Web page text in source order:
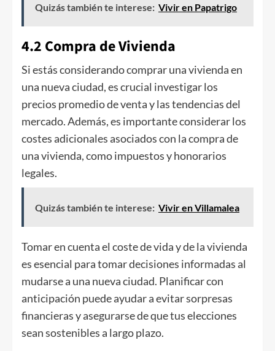
Quizás también te interese: Vivir en Papatrigo
4.2 Compra de Vivienda
Si estás considerando comprar una vivienda en
una nueva ciudad, es crucial investigar los
precios promedio de venta y las tendencias del
mercado. Además, es importante considerar los
costes adicionales asociados con la compra de
una vivienda, como impuestos y honorarios
legales.
Quizás también te interese: Vivir en Villamalea
Tomar en cuenta el coste de vida y de la vivienda
es esencial para tomar decisiones informadas al
mudarse a una nueva ciudad. Planificar con
anticipación puede ayudar a evitar sorpresas
financieras y asegurarse de que tus elecciones
sean sostenibles a largo plazo.